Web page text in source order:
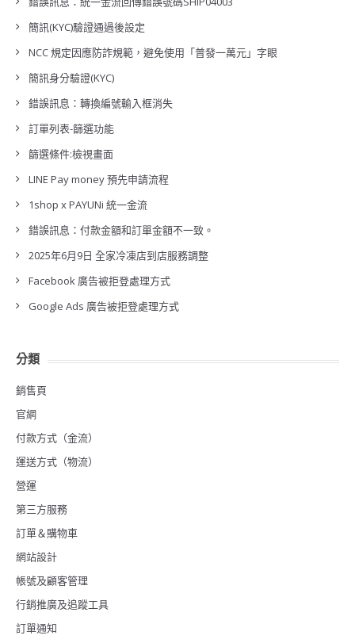
簡訊(KYC)驗證通過後設定
NCC 規定因應防詐規範，避免使用「普發一萬元」字眼
簡訊身分驗證(KYC)
錯誤訊息：轉換編號輸入框消失
訂單列表-篩選功能
篩選條件:檢視畫面
LINE Pay money 預先申請流程
1shop x PAYUNi 統一金流
錯誤訊息：付款金額和訂單金額不一致。
2025年6月9日 全家冷凍店到店服務調整
Facebook 廣告被拒登處理方式
Google Ads 廣告被拒登處理方式
分類
銷售頁
官網
付款方式（金流）
運送方式（物流）
營運
第三方服務
訂單＆購物車
網站設計
帳號及顧客管理
行銷推廣及追蹤工具
訂單通知